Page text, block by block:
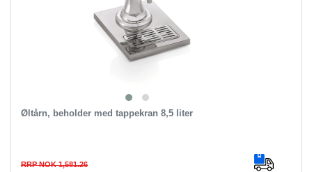
Øltårn, beholder med tappekran 8,5 liter
RRP NOK 1,581.26